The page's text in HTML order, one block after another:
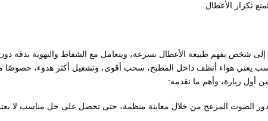
تكرار الأعطال.
شخص يفهم طبيعة الأعطال بسرعة، ويتعامل مع الشفاط والتهوية بدقة
يعني هواء أنظف داخل المطبخ، سحب أقوى، وتشغيل أكثر هدوء، خصوصًا
أول زيارة، وأهم ما نقدمه:
الصوت المزعج من خلال معاينة منظمة، حتى تحصل على حل مناسب لا